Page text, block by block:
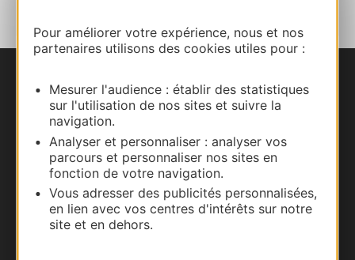
Pour améliorer votre expérience, nous et nos
partenaires utilisons des cookies utiles pour :
Mesurer l'audience : établir des statistiques
sur l'utilisation de nos sites et suivre la
navigation.
Analyser et personnaliser : analyser vos
parcours et personnaliser nos sites en
fonction de votre navigation.
Vous adresser des publicités personnalisées,
en lien avec vos centres d'intérêts sur notre
site et en dehors.
Nous contacter
Carte interactive
Documentation